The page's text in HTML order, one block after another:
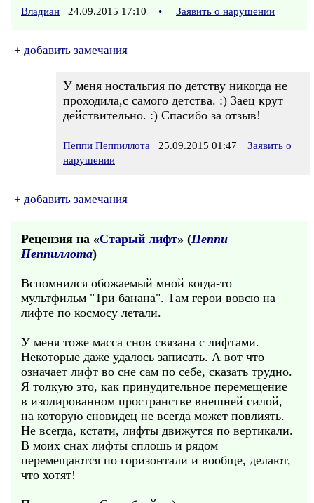
Владиан 24.09.2015 17:10 • Заявить о нарушении
+ добавить замечания
У меня ностальгия по детству никогда не
проходила,с самого детства. :) Заец крут
действительно. :) Спасибо за отзыв!
Пеппи Пеппиллота 25.09.2015 01:47
Заявить о
нарушении
+ добавить замечания
Рецензия на «Старый лифт» (Пеппи
Пеппиллота)
Вспомнился обожаемый мной когда-то
мультфильм "Три банана". Там герои вовсю на
лифте по космосу летали.
У меня тоже масса снов связана с лифтами.
Некоторые даже удалось записать. А вот что
означает лифт во сне сам по себе, сказать трудно.
Я толкую это, как принудительное перемещение
в изолированном пространстве внешней силой,
на которую сновидец не всегда может повлиять.
Не всегда, кстати, лифты движутся по вертикали.
В моих снах лифты сплошь и рядом
перемещаются по горизонтали и вообще, делают,
что хотят!